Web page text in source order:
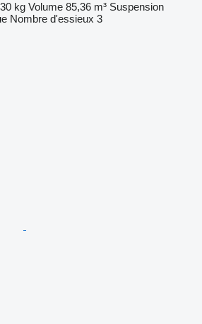
kg Volume 85,36 m³ Suspension
Nombre d'essieux 3